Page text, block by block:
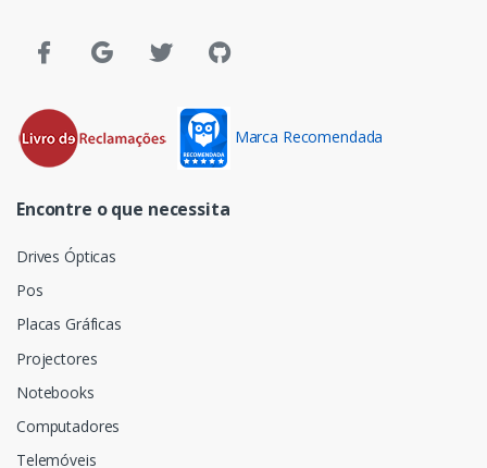
Marca Recomendada
Encontre o que necessita
Drives Ópticas
Pos
Placas Gráficas
Projectores
Notebooks
Computadores
Telemóveis